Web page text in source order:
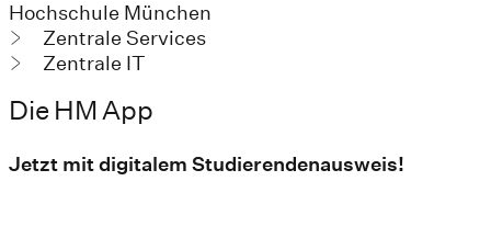
Hochschule München
Zentrale Services
Zentrale IT
Die HM App
Jetzt mit digitalem Studierendenausweis!